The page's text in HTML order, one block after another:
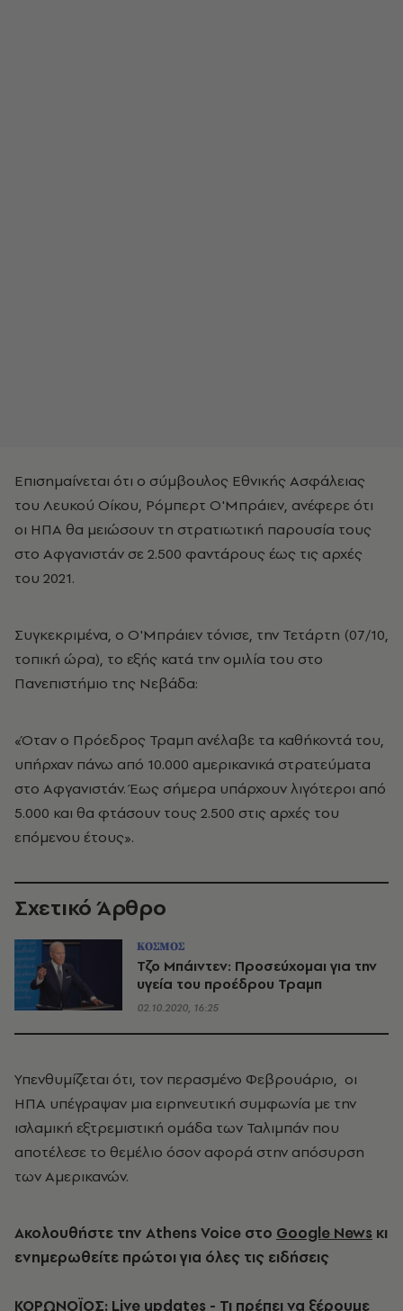
​Επισημαίνεται ότι ο σύμβουλος Εθνικής Ασφάλειας
του Λευκού Οίκου, Ρόμπερτ Ο'Μπράιεν, ανέφερε ότι
οι ΗΠΑ θα μειώσουν τη στρατιωτική παρουσία τους
στο Αφγανιστάν σε 2.500 φαντάρους έως τις αρχές
του 2021.
Συγκεκριμένα, ο Ο'Μπράιεν τόνισε, την Τετάρτη (07/10,
τοπική ώρα), το εξής κατά την ομιλία του στο
Πανεπιστήμιο της Νεβάδα:
«Όταν ο Πρόεδρος Τραμπ ανέλαβε τα καθήκοντά του,
υπήρχαν πάνω από 10.000 αμερικανικά στρατεύματα
στο Αφγανιστάν. Έως σήμερα υπάρχουν λιγότεροι από
5.000 και θα φτάσουν τους 2.500 στις αρχές του
επόμενου έτους».
Σχετικό Άρθρο
ΚΟΣΜΟΣ
Τζο Μπάιντεν: Προσεύχομαι για την
υγεία του προέδρου Τραμπ
02.10.2020, 16:25
Υπενθυμίζεται ότι, τον περασμένο Φεβρουάριο, οι
ΗΠΑ υπέγραψαν μια ειρηνευτική συμφωνία με την
ισλαμική εξτρεμιστική ομάδα των Ταλιμπάν που
αποτέλεσε το θεμέλιο όσον αφορά στην απόσυρση
των Αμερικανών.
Ακολουθήστε την Athens Voice στο Google News κι
ενημερωθείτε πρώτοι για όλες τις ειδήσεις
ΚΟΡΩΝΟΪΟΣ: Live updates - Τι πρέπει να ξέρουμε